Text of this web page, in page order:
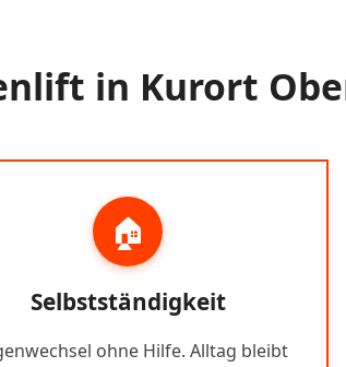
in Kurort
🏠
Selbstständigkeit
ohne Hilfe. Alltag bleibt